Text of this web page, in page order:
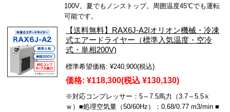
100V。夏でもノンストップ。周囲温度45℃でも運転
可能です。
【送料無料】RAX6J-A2|オリオン機械・冷凍
式エアードライヤー（標準入気温度・空冷
式・単相200V)
標準希望価格: ¥240,900(税込)
価格: ¥118,300(税込 ¥130,130)
※対応コンプレッサー：5～7.5馬力（3.7～5.5ｋ
ｗ）■処理空気量（50/60Hz）：0.68/0.77 m3/min ■